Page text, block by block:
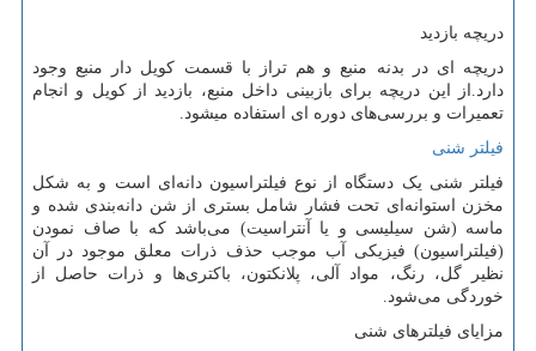
دریچه بازدید
دریچه ای در بدنه منبع و هم تراز با قسمت کویل دار منبع وجود
دارد.از این دریچه برای بازبینی داخل منبع، بازدید از کویل و انجام
تعمیرات و بررسی‌های دوره ای استفاده میشود.
فیلتر شنی
فیلتر شنی یک دستگاه از نوع فیلتراسیون دانه‌ای است و به شکل
مخزن استوانه‌ای تحت فشار شامل بستری از شن دانه‌بندی شده و
ماسه (شن سیلیسی و یا آنتراسیت) می‌باشد که با صاف نمودن
(فیلتراسیون) فیزیکی آب موجب حذف ذرات معلق موجود در آن
نظیر گل، رنگ، مواد آلی، پلانکتون، باکتری‌ها و ذرات حاصل از
خوردگی می‌شود.
مزایای فیلترهای شنی